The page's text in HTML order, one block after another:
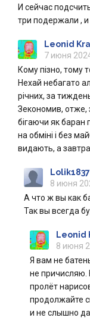
И сейчас
три подержали ,
Leonid
7 июня
Кому пізно, тому
Нехай небагато
річних, за
Зекономив, отже,
бігаючи як баран
на обміні і без
видають, а
Lolik1837
8 июня
А что ж вы как
Так вы всегда
Leonid
8 июня
Я вам не
не причисляю.
пролёт
продолжайте
и не слышно